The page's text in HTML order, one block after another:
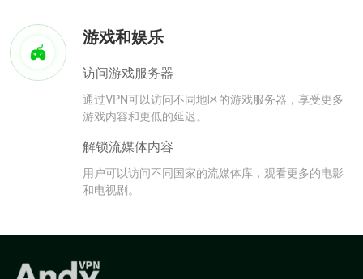
游戏和娱乐
访问游戏服务器
通过VPN可以访问不同地区的游戏服务器，享受更多
游戏内容和更低的延迟。
解锁流媒体内容
用户可以访问不同国家的流媒体库，观看更多的电影
和电视剧。